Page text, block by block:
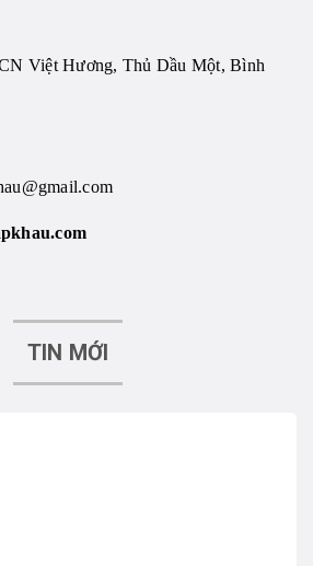
Việt Hương, Thủ Dầu Một, Bình
TIN MỚI